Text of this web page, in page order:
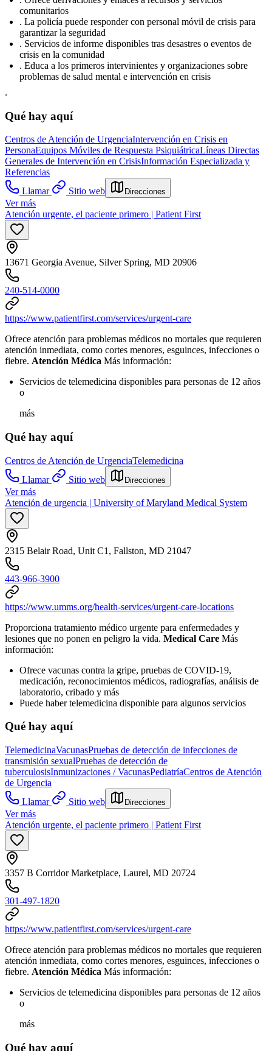
comunitarios
. La policía puede responder con personal móvil de crisis para
garantizar la seguridad
. Servicios de informe disponibles tras desastres o eventos de
crisis en la comunidad
. Educa a los primeros intervinientes y organizaciones sobre
problemas de salud mental e intervención en crisis
.
Qué hay aquí
Centros de Atención de UrgenciaIntervención en Crisis en
PersonaEquipos Móviles de Respuesta PsiquiátricaLíneas Directas
Generales de Intervención en CrisisInformación Especializada y
Referencias
Llamar
Sitio web Direcciones
Ver más
Atención urgente, el paciente primero | Patient First
13671 Georgia Avenue, Silver Spring, MD 20906
240-514-0000
https://www.patientfirst.com/services/urgent-care
Ofrece atención para problemas médicos no mortales que requieren
atención inmediata, como cortes menores, esguinces, infecciones o
fiebre. Atención Médica Más información:
Servicios de telemedicina disponibles para personas de 12 años
o
más
Qué hay aquí
Centros de Atención de UrgenciaTelemedicina
Llamar
Sitio web Direcciones
Ver más
Atención de urgencia | University of Maryland Medical System
2315 Belair Road, Unit C1, Fallston, MD 21047
443-966-3900
https://www.umms.org/health-services/urgent-care-locations
Proporciona tratamiento médico urgente para enfermedades y
lesiones que no ponen en peligro la vida. Medical Care Más
información:
Ofrece vacunas contra la gripe, pruebas de COVID-19,
medicación, reconocimientos médicos, radiografías, análisis de
laboratorio, cribado y más
Puede haber telemedicina disponible para algunos servicios
Qué hay aquí
TelemedicinaVacunasPruebas de detección de infecciones de
transmisión sexualPruebas de detección de
tuberculosisInmunizaciones / VacunasPediatríaCentros de Atención
de Urgencia
Llamar
Sitio web Direcciones
Ver más
Atención urgente, el paciente primero | Patient First
3357 B Corridor Marketplace, Laurel, MD 20724
301-497-1820
https://www.patientfirst.com/services/urgent-care
Ofrece atención para problemas médicos no mortales que requieren
atención inmediata, como cortes menores, esguinces, infecciones o
fiebre. Atención Médica Más información:
Servicios de telemedicina disponibles para personas de 12 años
o
más
Qué hay aquí